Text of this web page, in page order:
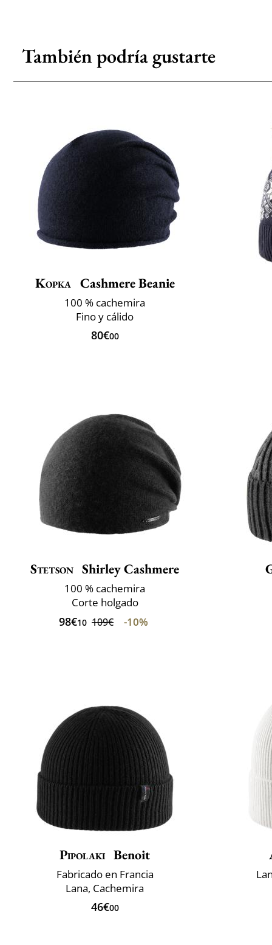
También podría gustarte
Kopka Cashmere Beanie
100 % cachemira
Fino y cálido
80€00
Stetson Shirley Cashmere
100 % cachemira
Corte holgado
98€10 109€ -10%
Pipolaki Benoit
Fabricado en Francia
Lana, Cachemira
46€00